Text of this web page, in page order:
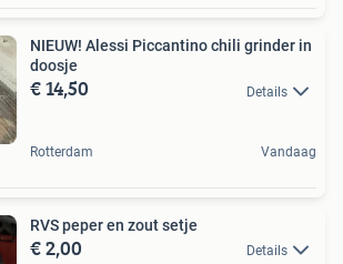
NIEUW! Alessi Piccantino chili grinder in
doosje
€ 14,50 Details
Rotterdam Vandaag
RVS peper en zout setje
€ 2,00 Details